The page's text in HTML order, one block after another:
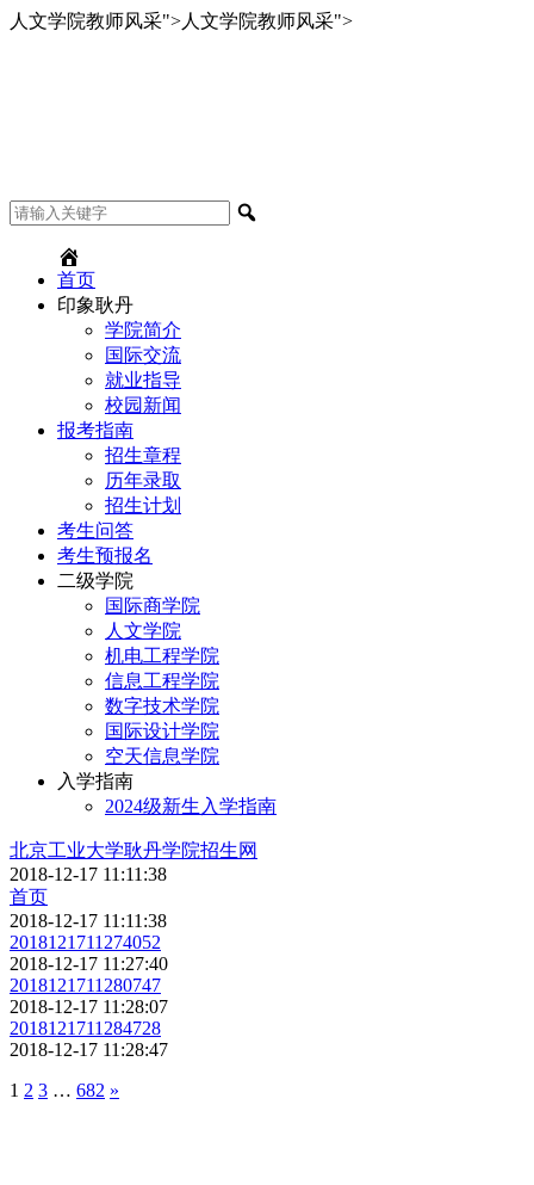
人文学院教师风采">人文学院教师风采">
首页
印象耿丹
学院简介
国际交流
就业指导
校园新闻
报考指南
招生章程
历年录取
招生计划
考生问答
考生预报名
二级学院
国际商学院
人文学院
机电工程学院
信息工程学院
数字技术学院
国际设计学院
空天信息学院
入学指南
2024级新生入学指南
北京工业大学耿丹学院招生网
2018-12-17 11:11:38
首页
2018-12-17 11:11:38
2018121711274052
2018-12-17 11:27:40
2018121711280747
2018-12-17 11:28:07
2018121711284728
2018-12-17 11:28:47
1 2 3 … 682 »